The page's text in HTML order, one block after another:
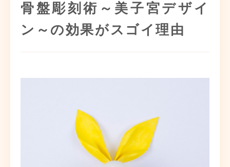
骨盤彫刻術～美子宮デザイ
ン～の効果がスゴイ理由